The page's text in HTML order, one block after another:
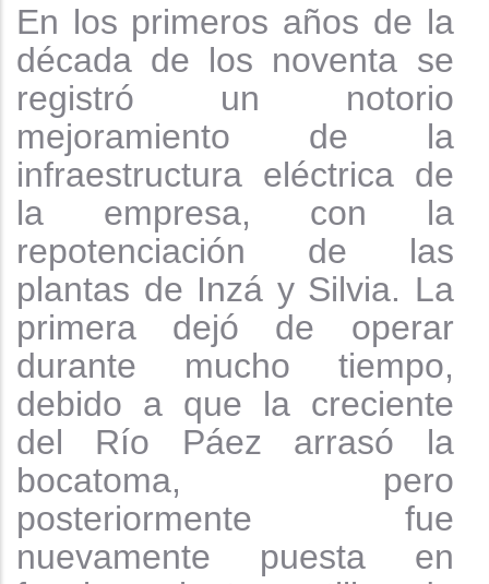
En los primeros años de la
década de los noventa se
registró un notorio
mejoramiento de la
infraestructura eléctrica de
la empresa, con la
repotenciación de las
plantas de Inzá y Silvia. La
primera dejó de operar
durante mucho tiempo,
debido a que la creciente
del Río Páez arrasó la
bocatoma, pero
posteriormente fue
nuevamente puesta en